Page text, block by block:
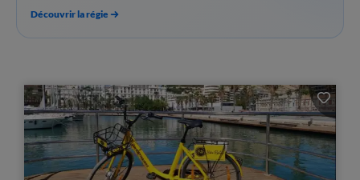
Découvrir la régie